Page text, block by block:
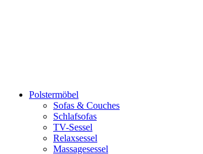
Polstermöbel
Sofas & Couches
Schlafsofas
TV-Sessel
Relaxsessel
Massagesessel